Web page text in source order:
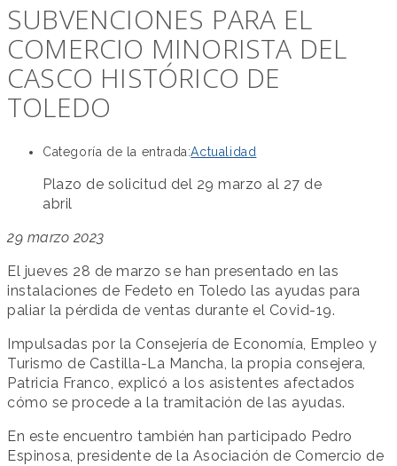
SUBVENCIONES PARA EL
COMERCIO MINORISTA DEL
CASCO HISTÓRICO DE
TOLEDO
Categoría de la entrada:Actualidad
Plazo de solicitud del 29 marzo al 27 de
abril
29 marzo 2023
El jueves 28 de marzo se han presentado en las
instalaciones de Fedeto en Toledo las ayudas para
paliar la pérdida de ventas durante el Covid-19.
Impulsadas por la Consejería de Economía, Empleo y
Turismo de Castilla-La Mancha, la propia consejera,
Patricia Franco, explicó a los asistentes afectados
cómo se procede a la tramitación de las ayudas.
En este encuentro también han participado Pedro
Espinosa, presidente de la Asociación de Comercio de